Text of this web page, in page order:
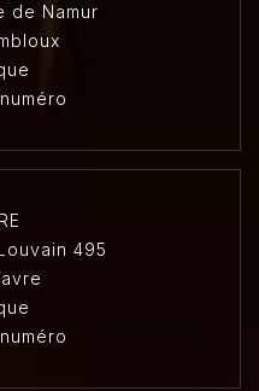
de Namur
495